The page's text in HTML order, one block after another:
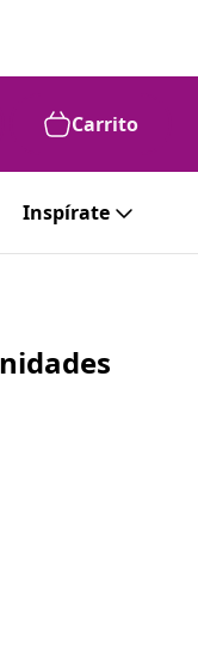
Carrito
Inspírate